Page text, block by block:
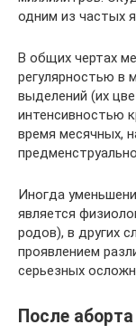
одним из частых
В общих чертах
регулярностью в
выделений (их
интенсивностью
время месячных,
Иногда
является
родов), в других
проявлением
серьезных
После аборта